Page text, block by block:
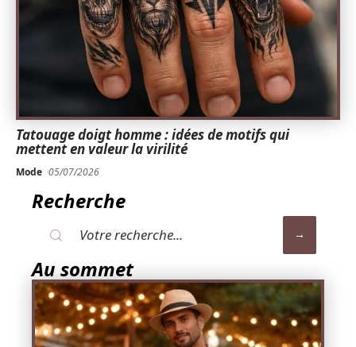
Tatouage doigt homme : idées de motifs qui
mettent en valeur la virilité
Mode 05/07/2026
Recherche
Au sommet